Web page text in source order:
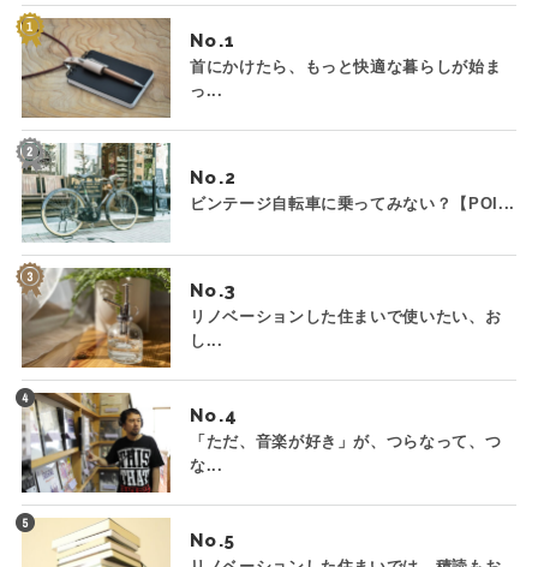
No.
首にかけたら、もっと快適な暮らしが始ま
っ...
No.
ビンテージ自転車に乗ってみない？【POI...
No.
リノベーションした住まいで使いたい、お
し...
No.
「ただ、音楽が好き」が、つらなって、つ
な...
No.